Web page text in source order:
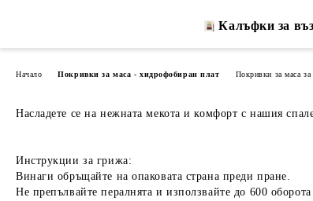
Калъфки за
Начало Покривки за маса - хидрофобиран плат Покривки за маса
Насладете се на нежната мекота и комфорт с нашия
Инструкции за грижа:
Винаги обръщайте на опаковата страна преди пране.
Не препълвайте пералнята и използвайте до 600